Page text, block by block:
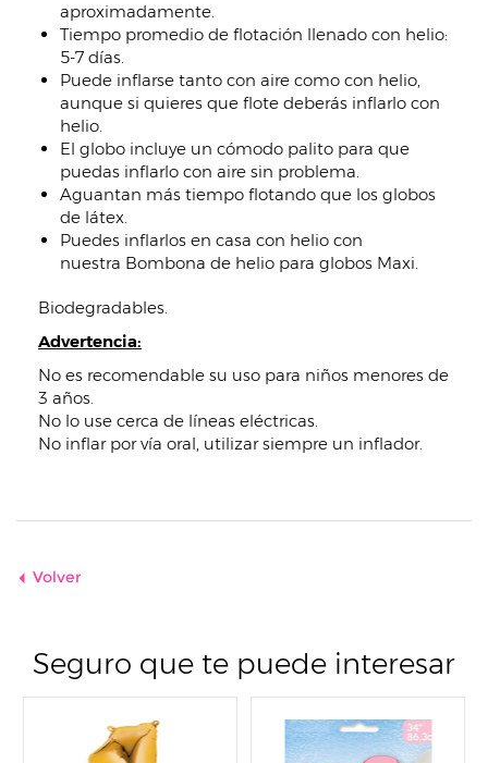
aproximadamente.
Tiempo promedio de flotación llenado con helio:
5-7 días.
Puede inflarse tanto con aire como con helio,
aunque si quieres que flote deberás inflarlo con
helio.
El globo incluye un cómodo palito para que
puedas inflarlo con aire sin problema.
Aguantan más tiempo flotando que los globos
de látex.
Puedes inflarlos en casa con helio con
nuestra Bombona de helio para globos Maxi.
Biodegradables.
Advertencia:
No es recomendable su uso para niños menores de
3 años.
No lo use cerca de líneas eléctricas.
No inflar por vía oral, utilizar siempre un inflador.
Volver
Seguro que te puede interesar